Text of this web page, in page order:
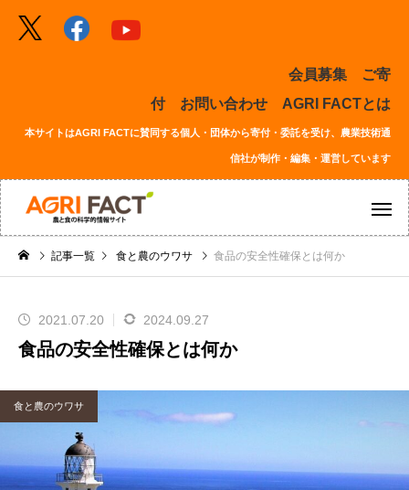
会員募集
ご寄
付
お問い合わせ AGRI FACTとは
本サイトはAGRI FACTに賛同する個人・団体から寄付・委託を受け、農業技術通
信社が制作・編集・運営しています
記事一覧 食と農のウワサ 食品の安全性確保とは何か
2021.07.20 2024.09.27
食品の安全性確保とは何か
食と農のウワサ